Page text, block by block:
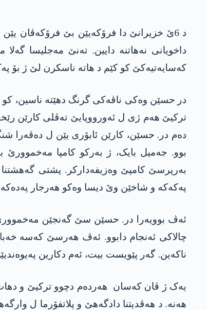
د 6ێ خزیرانێ دا فرۆکەیێن بێ فرۆکەڤان
داخویانی نەھاتنە دایین. تەنێ مەجلیسا
کەسایەتیەکێ کو کێم د ھاتە ناسکرن لێ ژ بۆ
ترکیێ ھەم ژی ل ئەورووپایێ تەڤلی کارێن
دەم در. حسێن، کارێن ئابۆری یێن ل دەڤەرا
بوو. جەمیل بایک، ژ بەرکو کامپا مەخموورێ
پەکەکە و شاخێن وێ دیسا وەکو ھەرجار
ئەڤ بوویەرا در. حسێن سێ گەنجێن مەخمووری
چالاکی ئەنجام دابوو. ئەڤ ھەرسێ کەسە
ناکەین. گەر پێویست بیت، ئەم دکارین
یەک ژ ڤان کەسان ھەردەم دچوو ترکیێ و دھات.
ھەنە. د ھەڤدیتنا دادگەھێ و پلاتفۆرما ل